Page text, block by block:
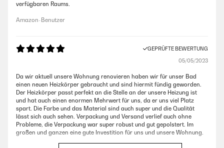
verfügbaren Raums.
Amazon-Benutzer
GEPRÜFTE BEWERTUNG
05/05/2023
Da wir aktuell unsere Wohnung renovieren haben wir für unser Bad
einen neuen Heizkörper gebraucht und sind hiermit fündig geworden.
Der Heizkörper passt perfekt an die Stelle an der unsere Heizung ist
und hat auch einen enormen Mehrwert für uns, da er uns viel Platz
spart. Die Farbe und das Material sind auch super und die Qualität
lässt sich auch sehen. Verpackung und Versand verlief auch ohne
Probleme, die Verpackung war super robust und gut gepolstert. Im
großen und ganzen eine gute Investition für uns und unsere Wohnung.